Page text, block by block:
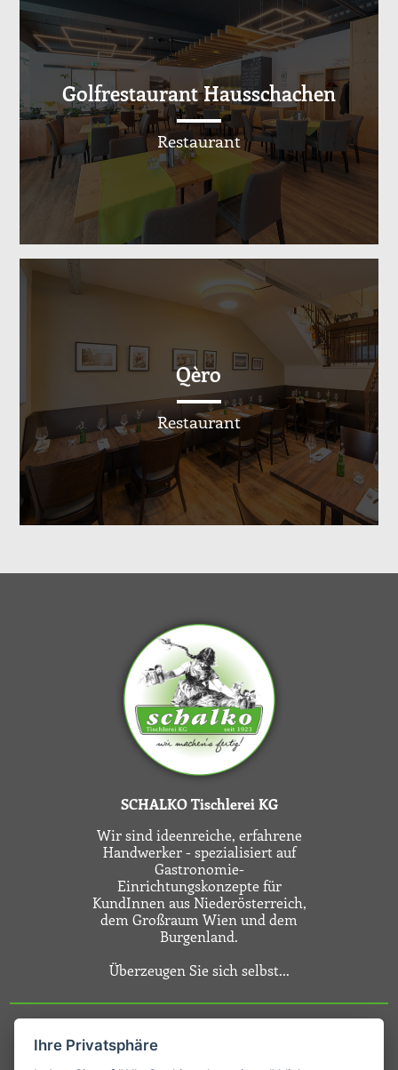
Golfrestaurant Hausschachen
Restaurant
Qèro
Restaurant
SCHALKO Tischlerei KG
Wir sind ideenreiche, erfahrene
Handwerker - spezialisiert auf
Gastronomie-
Einrichtungskonzepte für
KundInnen aus Niederösterreich,
dem Großraum Wien und dem
Burgenland.
Überzeugen Sie sich selbst...
Ihre Privatsphäre